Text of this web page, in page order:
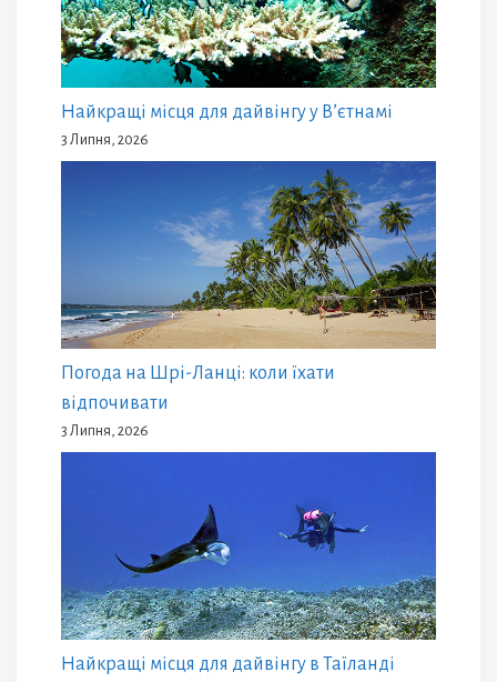
Найкращі місця для дайвінгу у В’єтнамі
3 Липня, 2026
Погода на Шрі-Ланці: коли їхати
відпочивати
3 Липня, 2026
Найкращі місця для дайвінгу в Таїланді